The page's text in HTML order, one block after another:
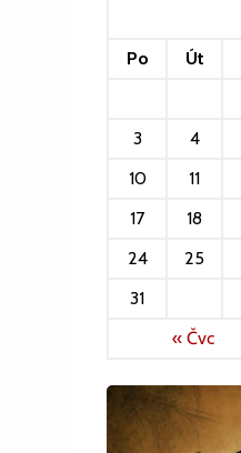
Po Út
3
4
10
11
17
18
24
25
31
« Čvc